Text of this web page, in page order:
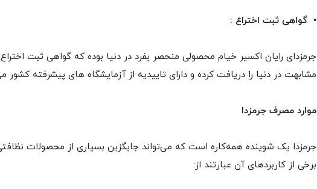
• گواهی ثبت اختراع :
جرمزدای رایان اکسیر خیام محصولی منحصر بفرد در دنیا بوده که گواهی ثبت
مشابهت در دنیا را دریافت کرده و دارای تاییدیه از آزمایشگاه های پیشرفته کشور
موارد مصرف جرمزدا
جرمزدا یک شوینده همه‌کاره است که می‌تواند جایگزین بسیاری از محصولات
برخی از کاربردهای آن عبارتند از: